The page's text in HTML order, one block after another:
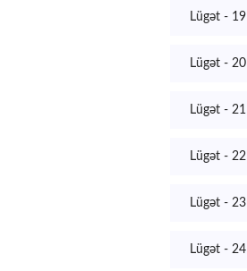
Lügət - 19
Lügət - 20
Lügət - 21
Lügət - 22
Lügət - 23
Lügət - 24